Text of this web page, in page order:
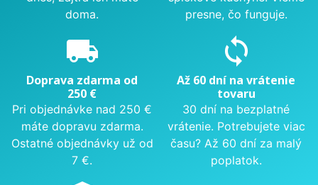
doma.
presne, čo funguje.
local_shipping
Doprava zdarma od
250 €
Pri objednávke nad 250 €
máte dopravu zdarma.
Ostatné objednávky už od
7 €.
sync
Až 60 dní na vrátenie
tovaru
30 dní na bezplatné
vrátenie. Potrebujete viac
času? Až 60 dní za malý
poplatok.